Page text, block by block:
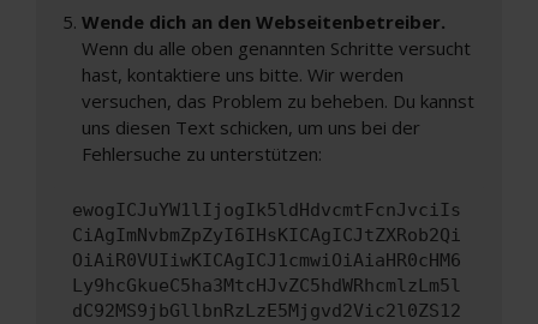
Wende dich an den Webseitenbetreiber.
Wenn du alle oben genannten Schritte versucht
hast, kontaktiere uns bitte. Wir werden
versuchen, das Problem zu beheben. Du kannst
uns diesen Text schicken, um uns bei der
Fehlersuche zu unterstützen:
ewogICJuYW1lIjogIk5ldHdvcmtFcnJvciIs
CiAgImNvbmZpZyI6IHsKICAgICJtZXRob2Qi
OiAiR0VUIiwKICAgICJ1cmwiOiAiaHR0cHM6
Ly9hcGkueC5ha3MtcHJvZC5hdWRhcmlzLm5l
dC92MS9jbGllbnRzLzE5Mjgvd2Vic2l0ZS12